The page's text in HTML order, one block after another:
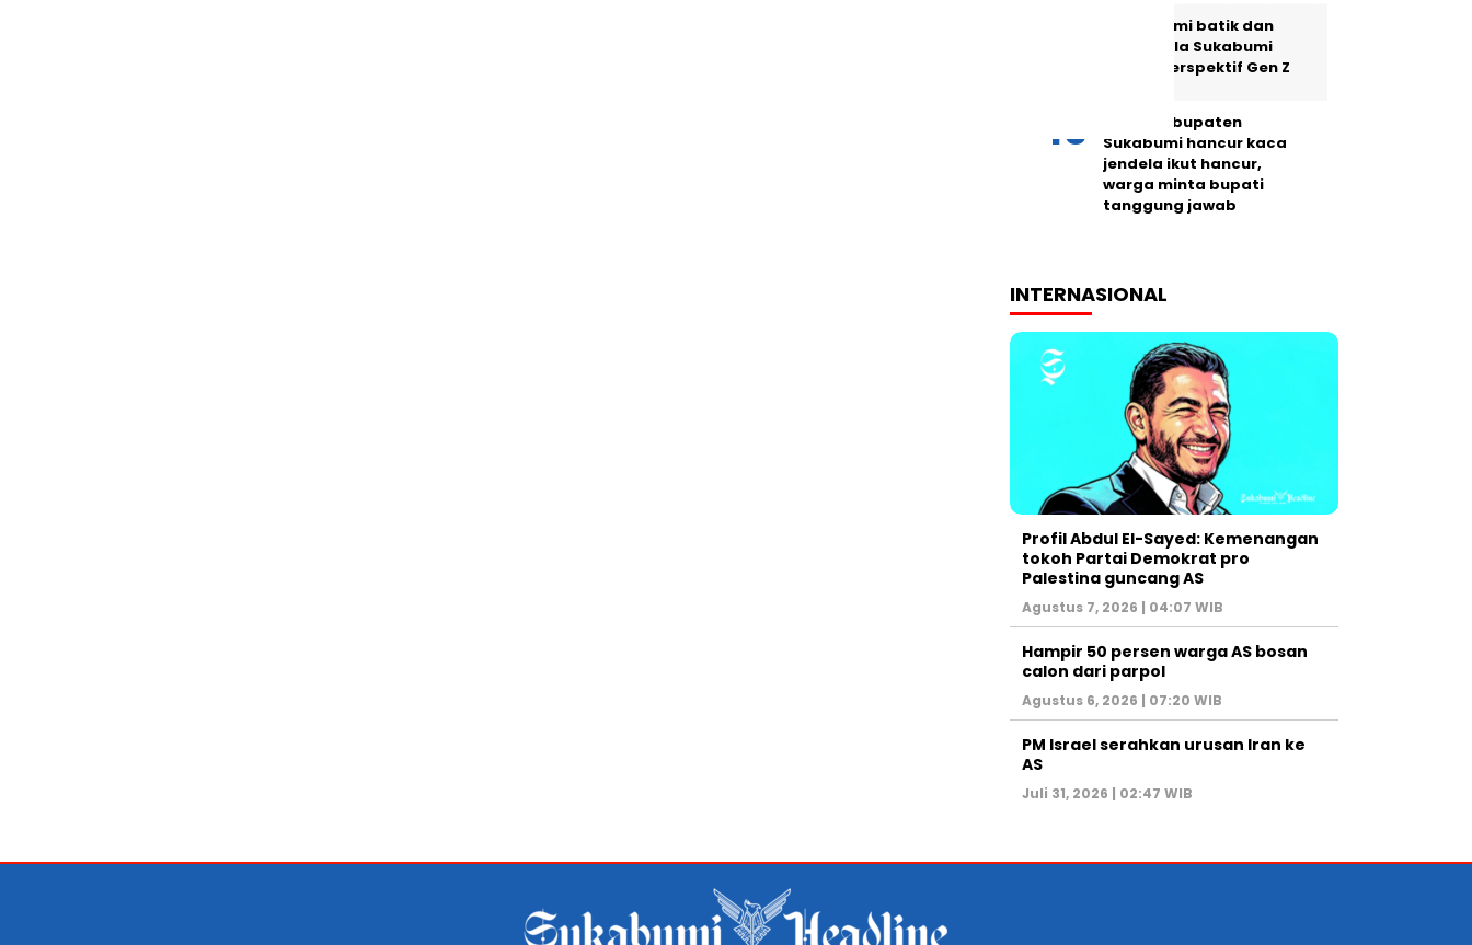
Memahami batik dan
Lokatmala Sukabumi
dalam perspektif Gen Z
Jalan Kabupaten
Sukabumi hancur kaca
jendela ikut hancur,
warga minta bupati
tanggung jawab
INTERNASIONAL
Profil Abdul El-Sayed: Kemenangan
tokoh Partai Demokrat pro
Palestina guncang AS
Agustus 7, 2026 | 04:07 WIB
Hampir 50 persen warga AS bosan
calon dari parpol
Agustus 6, 2026 | 07:20 WIB
PM Israel serahkan urusan Iran ke
AS
Juli 31, 2026 | 02:47 WIB